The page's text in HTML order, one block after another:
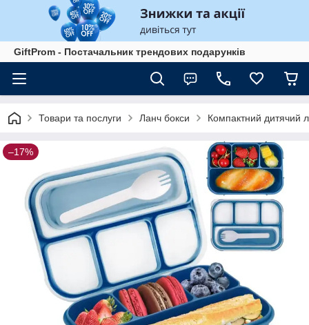
GiftProm - Постачальник трендових подарунків
Товари та послуги Ланч бокси Компактний дитячий
–17%